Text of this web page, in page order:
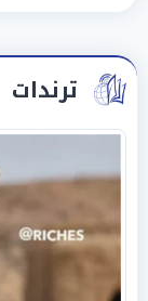
ترندات